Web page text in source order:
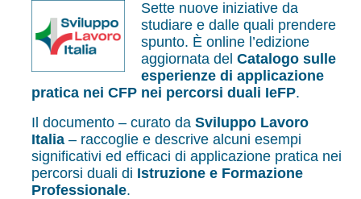
Sette nuove iniziative da
studiare e dalle quali prendere
spunto. È online l’edizione
aggiornata del Catalogo sulle
esperienze di applicazione
pratica nei CFP nei percorsi duali IeFP.
Il documento – curato da Sviluppo Lavoro
Italia – raccoglie e descrive alcuni esempi
significativi ed efficaci di applicazione pratica nei
percorsi duali di Istruzione e Formazione
Professionale.